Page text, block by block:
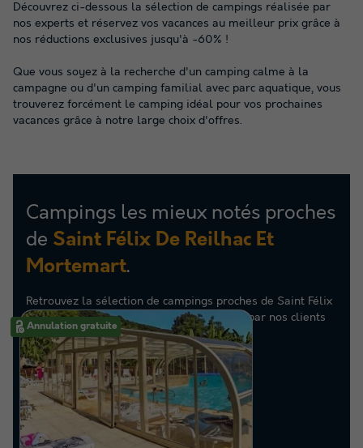
Découvrez ci-dessous la sélection de campings réalisée par
nos experts et réservez vos vacances au meilleur prix grâce à
nos réductions exclusives jusqu'à -60% !
Que vous soyez à la recherche d'un camping calme à la
campagne ou d'un camping familial avec parc aquatique, vous
trouverez forcément le camping idéal pour vos prochaines
vacances grâce à notre large choix d'offres.
Campings les mieux notés proches
de Saint Félix De Reilhac Et
Mortemart.
Retrouvez la sélection de campings proches de Saint Félix
De Reilhac Et Mortemart les mieux notés par nos clients
Annulation gratuite